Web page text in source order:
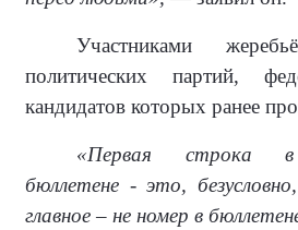
Участниками
политических партий,
кандидатов которых ранее
«Первая строка в
бюллетене - это,
главное – не номер в